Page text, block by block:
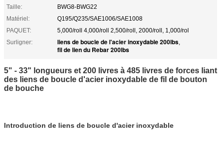
Taille:
BWG8-BWG22
Matériel:
Q195/Q235/SAE1006/SAE1008
PAQUET:
5,000/roll 4,000/roll 2,500/roll, 2000/roll, 1,000/rol
Surligner:
liens de boucle de l'acier inoxydable 200lbs,
fil de lien du Rebar 200lbs
5" - 33" longueurs et 200 livres à 485 livres de forces liant
des liens de boucle d'acier inoxydable de fil de bouton
de bouche
Introduction de liens de boucle d'acier inoxydable